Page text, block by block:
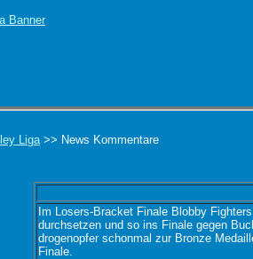
Liga>> News Kommentare
Im Losers-Bracket Finale Blobby
durchsetzen und so ins Finale gegen
drogenopfer schonmal zur Bronze
Finale.